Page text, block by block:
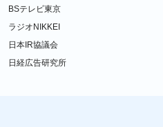
BSテレビ東京
ラジオNIKKEI
日本IR協議会
日経広告研究所